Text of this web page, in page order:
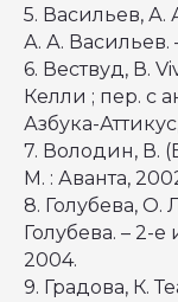
5. Васильев, А.
А. А. Васильев.
6. Вествуд, В.
Келли ; пер. с
Азбука-
7. Володин, В.
М. : Аванта,
8. Голубева,
Голубева. – 2-
2004.
9. Градова, К.